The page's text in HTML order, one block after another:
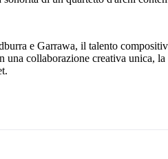
e Garrawa, il talento
collaborazione creativa unica,